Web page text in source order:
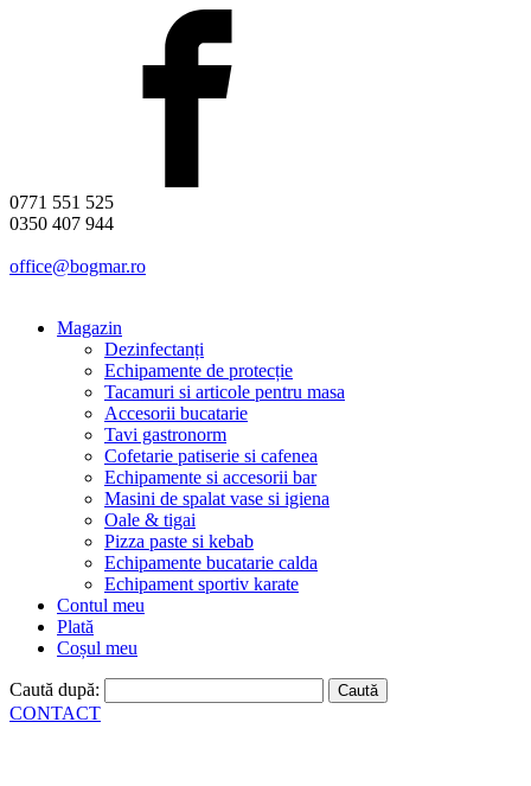
0771 551 525
0350 407 944
office@bogmar.ro
Magazin
Dezinfectanți
Echipamente de protecție
Tacamuri si articole pentru masa
Accesorii bucatarie
Tavi gastronorm
Cofetarie patiserie si cafenea
Echipamente si accesorii bar
Masini de spalat vase si igiena
Oale & tigai
Pizza paste si kebab
Echipamente bucatarie calda
Echipament sportiv karate
Contul meu
Plată
Coșul meu
Caută după:
CONTACT